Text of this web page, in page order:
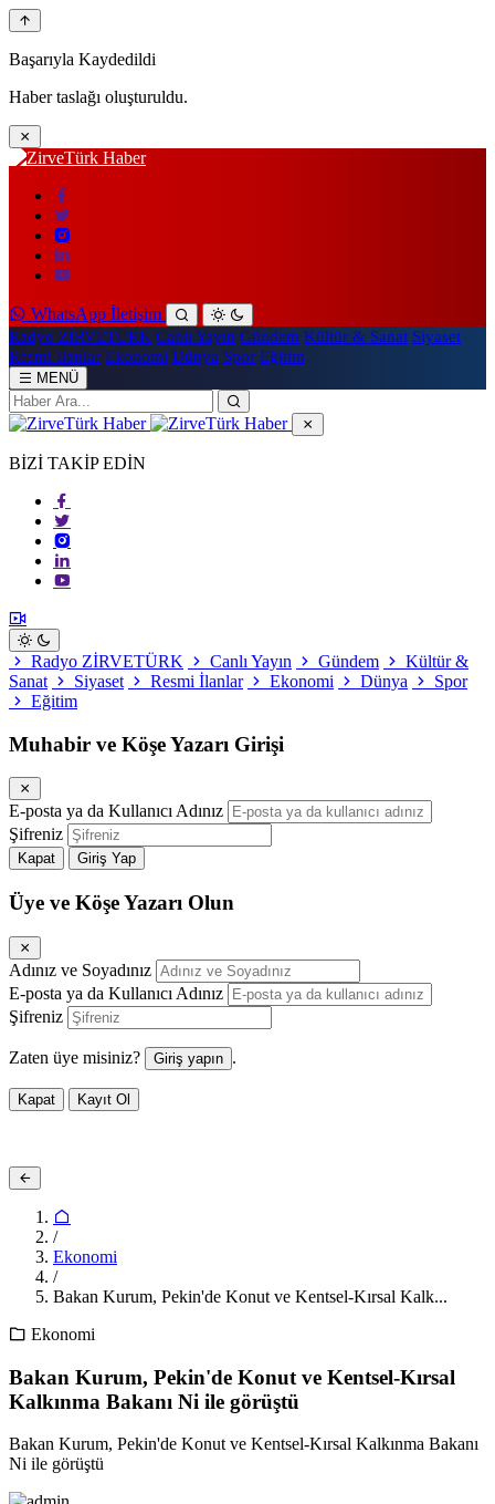
Başarıyla Kaydedildi
Haber taslağı oluşturuldu.
WhatsApp İletişim
Radyo ZİRVETÜRK Canlı Yayın Gündem Kültür & Sanat Siyaset
Resmi İlanlar Ekonomi Dünya Spor Eğitim
MENÜ
BİZİ TAKİP EDİN
Radyo ZİRVETÜRK Canlı Yayın Gündem
Kültür &
Sanat
Siyaset Resmi İlanlar Ekonomi Dünya
Spor
Eğitim
Muhabir ve Köşe Yazarı Girişi
E-posta ya da Kullanıcı Adınız
Şifreniz
Kapat Giriş Yap
Üye ve Köşe Yazarı Olun
Adınız ve Soyadınız
E-posta ya da Kullanıcı Adınız
Şifreniz
Zaten üye misiniz? Giriş yapın .
Kapat Kayıt Ol
/
Ekonomi
/
Bakan Kurum, Pekin'de Konut ve Kentsel-Kırsal Kalk...
Ekonomi
Bakan Kurum, Pekin'de Konut ve Kentsel-Kırsal
Kalkınma Bakanı Ni ile görüştü
Bakan Kurum, Pekin'de Konut ve Kentsel-Kırsal Kalkınma Bakanı
Ni ile görüştü